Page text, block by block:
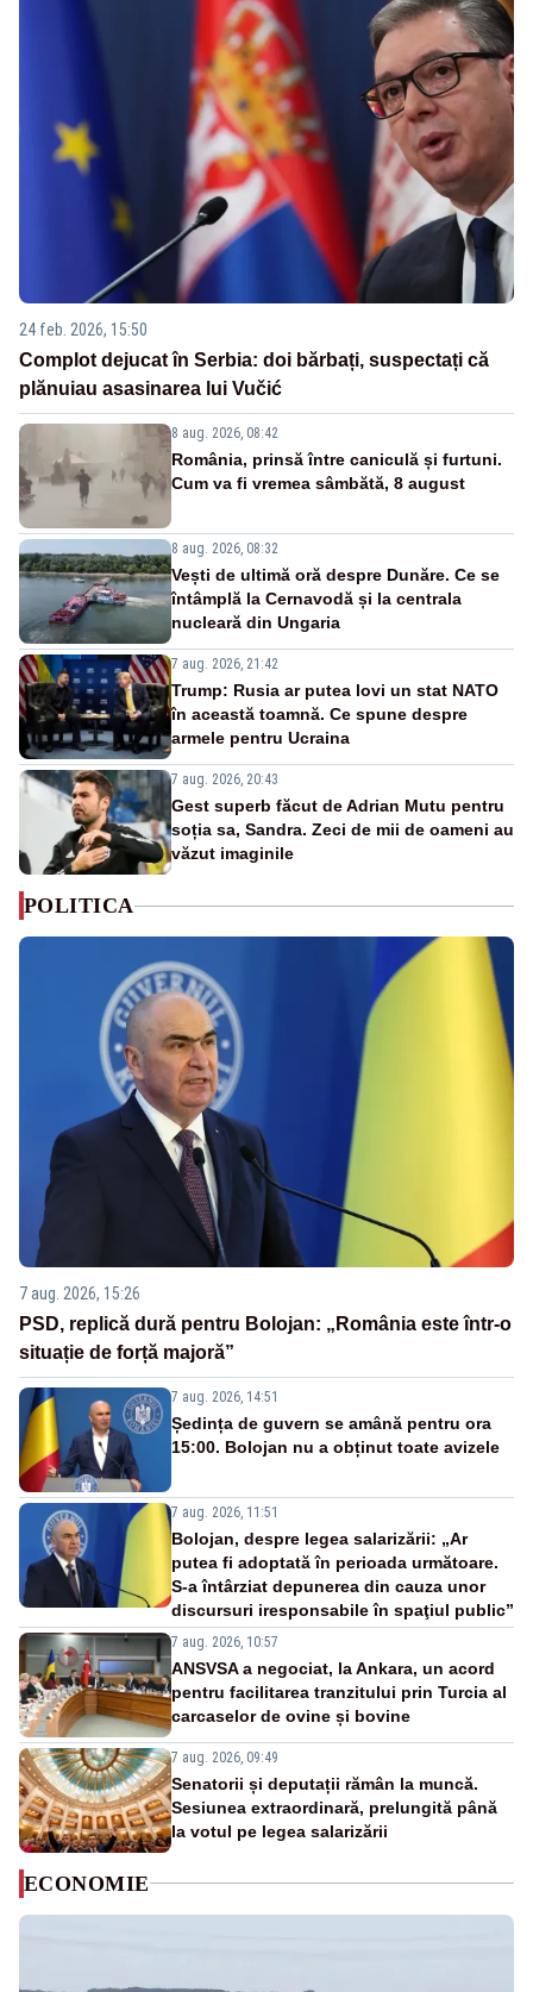
24 feb. 2026, 15:50
Complot dejucat în Serbia: doi bărbați, suspectați că
plănuiau asasinarea lui Vučić
8 aug. 2026, 08:42
România, prinsă între caniculă și furtuni.
Cum va fi vremea sâmbătă, 8 august
8 aug. 2026, 08:32
Vești de ultimă oră despre Dunăre. Ce se
întâmplă la Cernavodă și la centrala
nucleară din Ungaria
7 aug. 2026, 21:42
Trump: Rusia ar putea lovi un stat NATO
în această toamnă. Ce spune despre
armele pentru Ucraina
7 aug. 2026, 20:43
Gest superb făcut de Adrian Mutu pentru
soția sa, Sandra. Zeci de mii de oameni au
văzut imaginile
POLITICA
7 aug. 2026, 15:26
PSD, replică dură pentru Bolojan: „România este într-o
situație de forță majoră”
7 aug. 2026, 14:51
Ședința de guvern se amână pentru ora
15:00. Bolojan nu a obținut toate avizele
7 aug. 2026, 11:51
Bolojan, despre legea salarizării: „Ar
putea fi adoptată în perioada următoare.
S-a întârziat depunerea din cauza unor
discursuri iresponsabile în spaţiul public”
7 aug. 2026, 10:57
ANSVSA a negociat, la Ankara, un acord
pentru facilitarea tranzitului prin Turcia al
carcaselor de ovine și bovine
7 aug. 2026, 09:49
Senatorii și deputații rămân la muncă.
Sesiunea extraordinară, prelungită până
la votul pe legea salarizării
ECONOMIE